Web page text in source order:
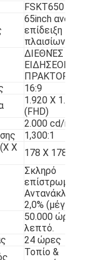
FSKT650
65inch
επίδειξη
πλαισίων LCD
ΔΙΕΘΝΈΣ
ΠΡΑΚΤΟΡΕΊΟ,
16:9
1.920 X 1.080
(FHD)
2.000 cd/m2
1,300:1
Χ
178 X 178
Σκληρό
επίστρωμα
Αντανάκλαση
2,0%
50.000 ώρες
λεπτό.
24 ώρες
Τοπίο &